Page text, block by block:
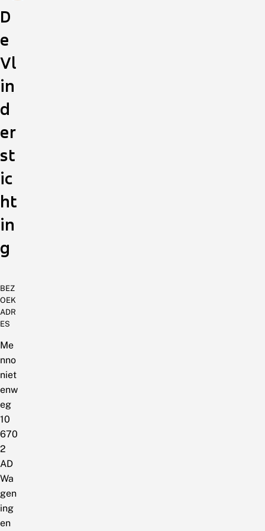
D
e
Vl
in
d
er
st
ic
ht
in
g
BEZ
OEK
ADR
ES
Me
nno
niet
enw
eg
10
670
2
AD
Wa
gen
ing
en